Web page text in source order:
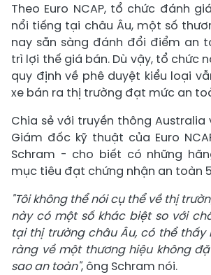
Theo Euro NCAP, tổ chức đánh
nổi tiếng tại châu Âu, một số
nay sẵn sàng đánh đổi điểm an
trì lợi thế giá bán. Dù vậy, tổ chức
quy định về phê duyệt kiểu loại
xe bán ra thị trường đạt mức an
Chia sẻ với truyền thông Australia
Giám đốc kỹ thuật của Euro
Schram - cho biết có những
mục tiêu đạt chứng nhận an toàn
"Tôi không thể nói cụ thể về thị
này có một số khác biệt so với
tại thị trường châu Âu, có thể thấy
ràng về một thương hiệu không
sao an toàn", ông Schram nói.